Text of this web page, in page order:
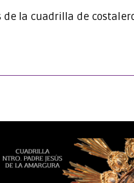
la cuadrilla de